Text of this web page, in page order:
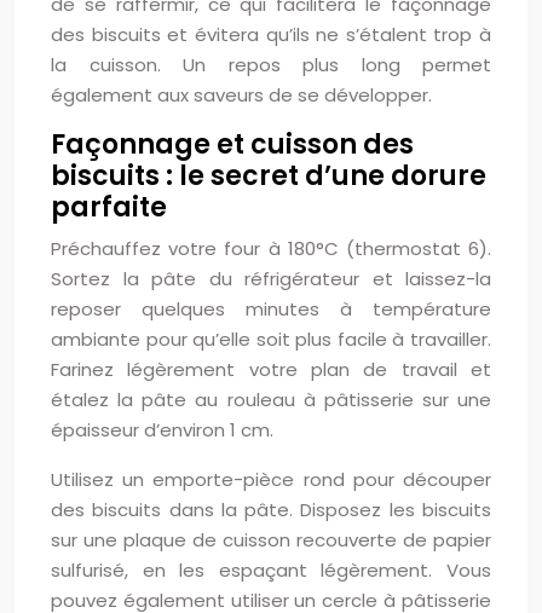
des biscuits et évitera qu’ils ne s’étalent trop à
la cuisson. Un repos plus long permet
également aux saveurs de se développer.
Façonnage et cuisson des
biscuits : le secret d’une dorure
parfaite
Préchauffez votre four à 180°C (thermostat 6).
Sortez la pâte du réfrigérateur et laissez-la
reposer quelques minutes à température
ambiante pour qu’elle soit plus facile à travailler.
Farinez légèrement votre plan de travail et
étalez la pâte au rouleau à pâtisserie sur une
épaisseur d’environ 1 cm.
Utilisez un emporte-pièce rond pour découper
des biscuits dans la pâte. Disposez les biscuits
sur une plaque de cuisson recouverte de papier
sulfurisé, en les espaçant légèrement. Vous
pouvez également utiliser un cercle à pâtisserie